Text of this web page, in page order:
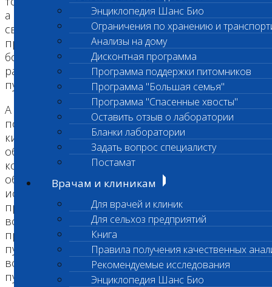
Энциклопедия Шанс Био
Ограничения по хранению и
Анализы на дому
Дисконтная программа
Программа поддержки питомников
Программа "Большая семья"
Программа "Спасенные хвосты"
Оставить отзыв о лаборатории
Бланки лаборатории
Задать вопрос специалисту
Постамат
Врачам и клиникам
Для врачей и клиник
Для сельхоз предприятий
Книга
Правила получения качественных
Рекомендуемые исследования
Энциклопедия Шанс Био
а микроскопический паразит, со
свойственными лишь ему циклом развития,
предпочтениями и проявлениями. И, как
большинство паразитов, токсоплазма может
размножаться как бесполым, так и половым
путем.
А особенностями токсоплазмы является то, что
половое размножение возможно только в
кишечнике обычной кошки. Ну, или не совсем
обычной, как тигр или пума. С этой пресловутой
кошки и берут начало многие мифы,
объявляющие Мурку и её испражнения
источниками всех бед. Однако, не всё так
просто. В организмах других животных (включая
всё ту же кошку!) как и человека, токсоплазма
продолжает размножаться, только уже бесполым
путем, передаваясь уже преимущественно,
воздушно-капельным и контактно-бытовым
путями.